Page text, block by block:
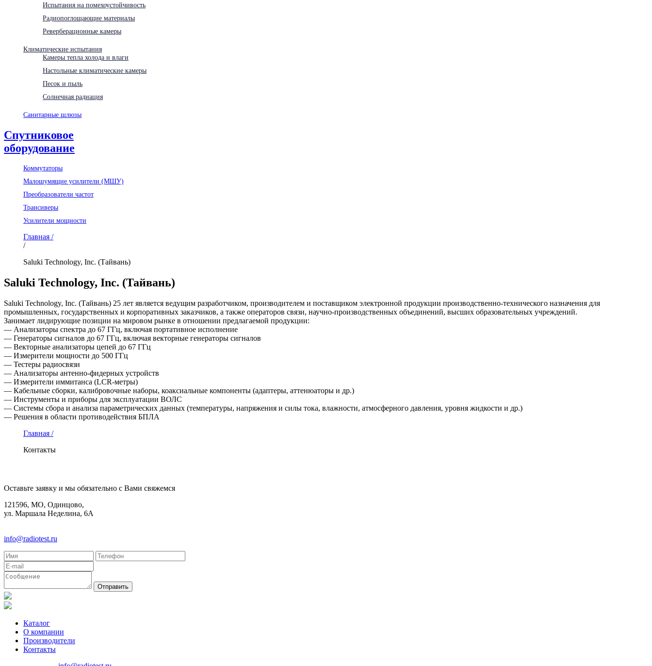
Испытания на помехоустойчивость
Радиопоглощающие материалы
Реверберационные камеры
Климатические испытания
Камеры тепла холода и влаги
Настольные климатические камеры
Песок и пыль
Солнечная радиация
Санитарные шлюзы
Спутниковое
оборудование
Коммутаторы
Малошумящие усилители (МШУ)
Преобразователи частот
Трансиверы
Усилители мощности
Главная /
/
Saluki Technology, Inc. (Тайвань)
Saluki Technology, Inc. (Тайвань)
Saluki Technology, Inc. (Тайвань) 25 лет является ведущим разработчиком, производителем и поставщиком электронной продукции производственно-технического назначения для
промышленных, государственных и корпоративных заказчиков, а также операторов связи, научно-производственных объединений, высших образовательных учреждений.
Занимает лидирующие позиции на мировом рынке в отношении предлагаемой продукции:
— Анализаторы спектра до 67 ГГц, включая портативное исполнение
— Генераторы сигналов до 67 ГГц, включая векторные генераторы сигналов
— Векторные анализаторы цепей до 67 ГГц
— Измерители мощности до 500 ГГц
— Тестеры радиосвязи
— Анализаторы антенно-фидерных устройств
— Измерители иммитанса (LCR-метры)
— Кабельные сборки, калибровочные наборы, коаксиальные компоненты (адаптеры, аттенюаторы и др.)
— Инструменты и приборы для эксплуатации ВОЛС
— Системы сбора и анализа параметрических данных (температуры, напряжения и силы тока, влажности, атмосферного давления, уровня жидкости и др.)
— Решения в области противодействия БПЛА
Главная /
Контакты
Оставьте заявку и мы обязательно с Вами свяжемся
121596, МО, Одинцово,
ул. Маршала Неделина, 6А
info@radiotest.ru
Каталог
О компании
Производители
Контакты